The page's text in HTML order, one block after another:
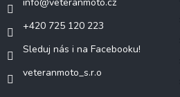
+420 725 120 223
Sleduj nás i na Facebooku!
veteranmoto_s.r.o